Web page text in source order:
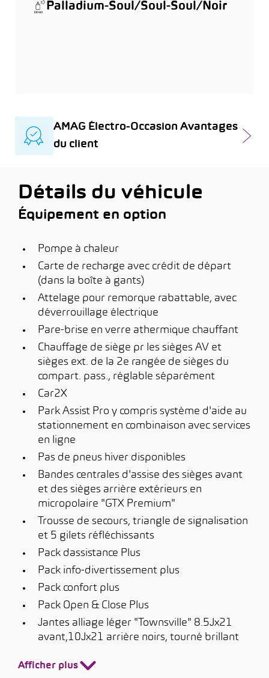
Palladium-Soul/Soul-Soul/Noir
AMAG Électro-Occasion Avantages
du client
Détails du véhicule
Équipement en option
Pompe à chaleur
Carte de recharge avec crédit de départ
(dans la boîte à gants)
Attelage pour remorque rabattable, avec
déverrouillage électrique
Pare-brise en verre athermique chauffant
Chauffage de siège pr les sièges AV et
sièges ext. de la 2e rangée de sièges du
compart. pass., réglable séparément
Car2X
Park Assist Pro y compris système d'aide au
stationnement en combinaison avec services
en ligne
Pas de pneus hiver disponibles
Bandes centrales d'assise des sièges avant
et des sièges arrière extérieurs en
micropolaire "GTX Premium"
Trousse de secours, triangle de signalisation
et 5 gilets réfléchissants
Pack dassistance Plus
Pack info-divertissement plus
Pack confort plus
Pack Open & Close Plus
Jantes alliage léger "Townsville" 8.5Jx21
avant,10Jx21 arrière noirs, tourné brillant
Afficher plus